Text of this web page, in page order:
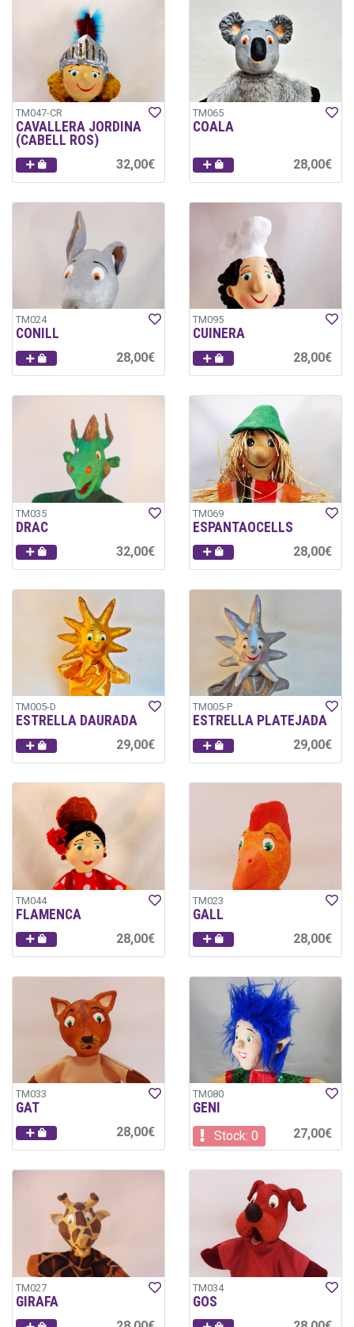
TM047-CR
CAVALLERA JORDINA
(CABELL ROS)
32,00€
TM065
COALA
28,00€
TM024
CONILL
28,00€
TM095
CUINERA
28,00€
TM035
DRAC
32,00€
TM069
ESPANTAOCELLS
28,00€
TM005-D
ESTRELLA DAURADA
29,00€
TM005-P
ESTRELLA PLATEJADA
29,00€
TM044
FLAMENCA
28,00€
TM023
GALL
28,00€
TM033
GAT
28,00€
TM080
GENI
Stock: 0 27,00€
TM027
GIRAFA
TM034
GOS